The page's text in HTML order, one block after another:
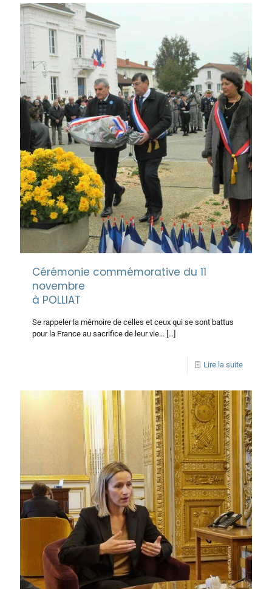
Cérémonie commémorative du 11
novembre
à POLLIAT
Se rappeler la mémoire de celles et ceux qui se sont battus
pour la France au sacrifice de leur vie… […]
Lire la suite